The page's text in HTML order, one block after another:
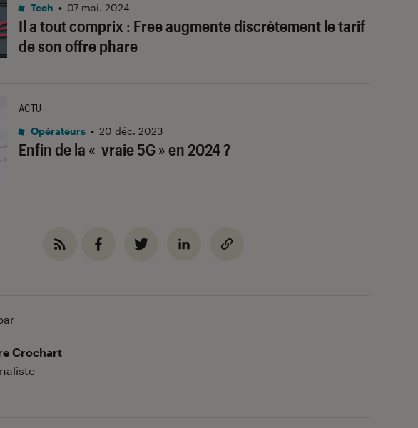
Il a tout comprix : Free augmente discrètement le tarif
de son offre phare
Tech • 07 mai. 2024
Enfin de la « vraie 5G » en 2024 ?
ACTU
Opérateurs • 20 déc. 2023
Crochart